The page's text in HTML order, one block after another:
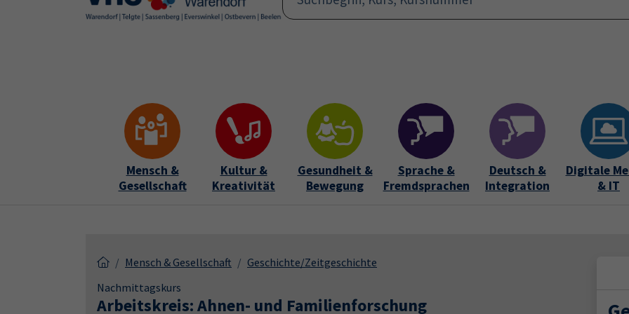
Skip to main content
Skip to page footer
Mensch &
Gesellschaft
Kultur &
Kreativität
Gesundheit &
Bewegung
Sprache &
Fremdsprachen
Deutsch &
Integration
Digitale
& IT
Mensch & Gesellschaft
Geschichte/Zeitgeschichte
Nachmittagskurs
Arbeitskreis: Ahnen- und Familienforschung